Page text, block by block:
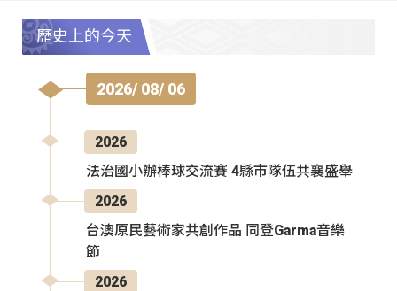
歷史上的今天
2026/ 08/ 06
2026
法治國小辦棒球交流賽 4縣市隊伍共襄盛舉
2026
台澳原民藝術家共創作品 同登Garma音樂
節
2026